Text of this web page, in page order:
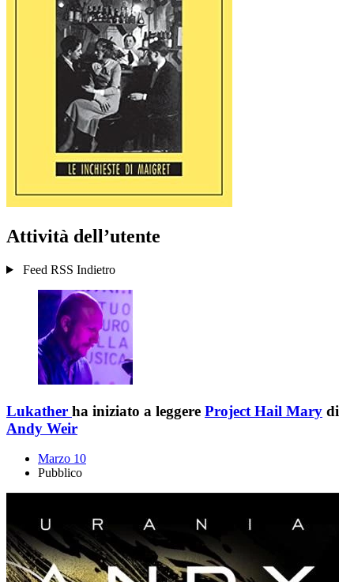
Attività dell’utente
Feed RSS Indietro
Lukather ha iniziato a leggere Project Hail Mary di
Andy Weir
Marzo 10
Pubblico